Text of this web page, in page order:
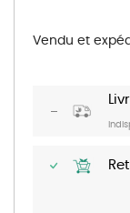
beginning
Vendu et